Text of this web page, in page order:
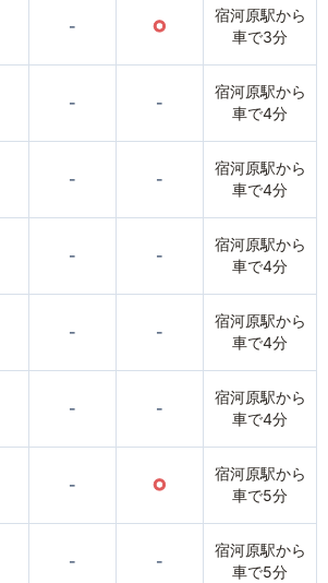
- ○
宿河原駅から
車で3分
- -
宿河原駅から
車で4分
- -
宿河原駅から
車で4分
- -
宿河原駅から
車で4分
- -
宿河原駅から
車で4分
- -
宿河原駅から
車で4分
- ○
宿河原駅から
車で5分
- -
宿河原駅から
車で5分